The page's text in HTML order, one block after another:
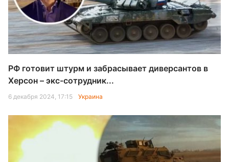
РФ готовит штурм и забрасывает диверсантов в
Херсон – экс-сотрудник...
6 декабря 2024, 17:15 Украина